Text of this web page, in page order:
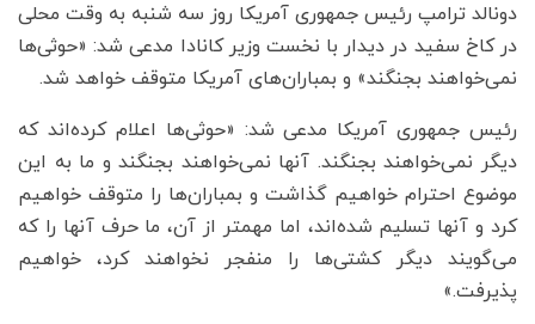
دونالد ترامپ رئیس جمهوری آمریکا روز سه شنبه به وقت محلی
در کاخ سفید در دیدار با نخست وزیر کانادا مدعی شد: «حوثی‌ها
نمی‌خواهند بجنگند» و بمباران‌های آمریکا متوقف خواهد شد.
رئیس جمهوری آمریکا مدعی شد: «حوثی‌ها اعلام کرده‌اند که
دیگر نمی‌خواهند بجنگند. آنها نمی‌خواهند بجنگند و ما به این
موضوع احترام خواهیم گذاشت و بمباران‌ها را متوقف خواهیم
کرد و آنها تسلیم شده‌اند، اما مهمتر از آن، ما حرف آنها را که
می‌گویند دیگر کشتی‌ها را منفجر نخواهند کرد، خواهیم
پذیرفت.»